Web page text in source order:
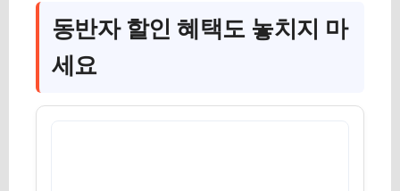
동반자 할인 혜택도 놓치지 마
세요